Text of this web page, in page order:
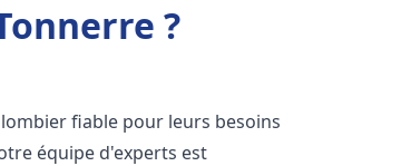
?
fiable pour leurs besoins
équipe d'experts est